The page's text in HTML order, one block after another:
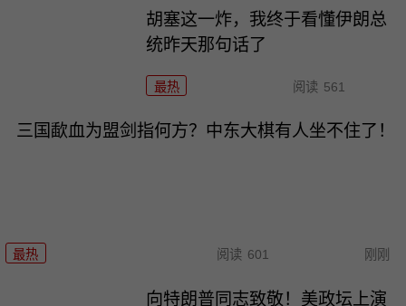
胡塞这一炸，我终于看懂伊朗总
统昨天那句话了
最热 阅读 561
三国歃血为盟剑指何方？中东大棋有人坐不住了！
最热 阅读 601 刚刚
向特朗普同志致敬！美政坛上演